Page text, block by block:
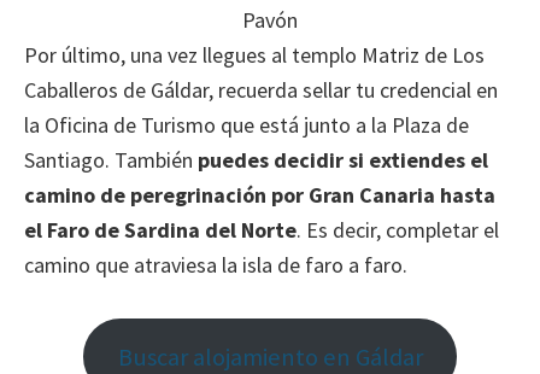
Pavón
Por último, una vez llegues al templo Matriz de Los
Caballeros de Gáldar, recuerda sellar tu credencial en
la Oficina de Turismo que está junto a la Plaza de
Santiago. También puedes decidir si extiendes el
camino de peregrinación por Gran Canaria hasta
el Faro deSardina del Norte. Es decir, completar el
camino que atraviesa la isla de faro a faro.
Buscar alojamiento en Gáldar